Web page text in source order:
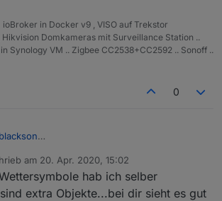
ioBroker in Docker v9 , VISO auf Trekstor
Hikvision Domkameras mit Surveillance Station ..
Synology VM .. Zigbee CC2538+CC2592 .. Sonoff ..
0
was mir auffällt , das ich keine
Sonne drin habe ... bei dir aber !?
es verändert
am 20. Apr. 2020, 15:02
editiert von
hab ich selber
extra Objekte...bei dir sieht es gut